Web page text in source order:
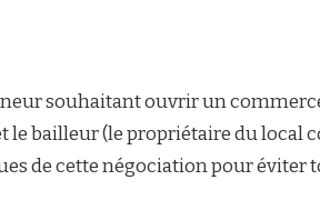
souhaitant ouvrir un
le bailleur (le propriétaire du local
de cette négociation pour éviter